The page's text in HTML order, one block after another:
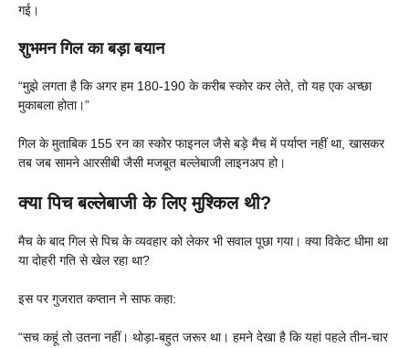
गई।
शुभमन गिल का बड़ा बयान
“मुझे लगता है कि अगर हम 180-190 के करीब स्कोर कर लेते, तो यह एक अच्छा
मुकाबला होता।”
गिल के मुताबिक 155 रन का स्कोर फाइनल जैसे बड़े मैच में पर्याप्त नहीं था, खासकर
तब जब सामने आरसीबी जैसी मजबूत बल्लेबाजी लाइनअप हो।
क्या पिच बल्लेबाजी के लिए मुश्किल थी?
मैच के बाद गिल से पिच के व्यवहार को लेकर भी सवाल पूछा गया। क्या विकेट धीमा था
या दोहरी गति से खेल रहा था?
इस पर गुजरात कप्तान ने साफ कहा:
“सच कहूं तो उतना नहीं। थोड़ा-बहुत जरूर था। हमने देखा है कि यहां पहले तीन-चार